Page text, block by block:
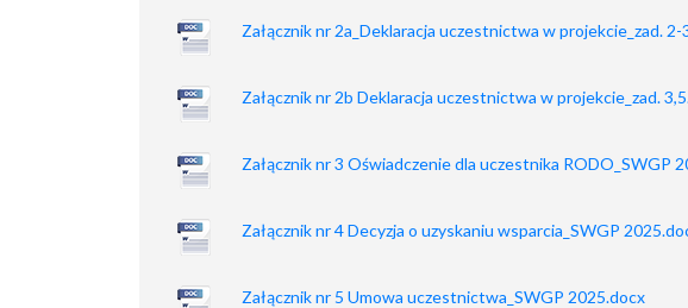
Załącznik nr 2a_Deklaracja uczestnictwa w projekcie_zad.
Załącznik nr 2b Deklaracja uczestnictwa w projekcie_zad.
Załącznik nr 3 Oświadczenie dla uczestnika RODO_SWGP
Załącznik nr 4 Decyzja o uzyskaniu wsparcia_SWGP
Załącznik nr 5 Umowa uczestnictwa_SWGP 2025.docx